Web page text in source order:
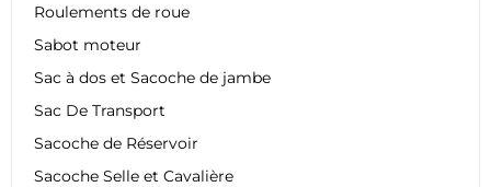
Roulements de roue
Sabot moteur
Sac à dos et Sacoche de jambe
Sac De Transport
Sacoche de Réservoir
Sacoche Selle et Cavalière